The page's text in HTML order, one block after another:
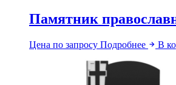
Памятник
Цена по запросу Подробнее В